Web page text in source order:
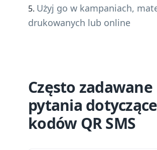
Użyj go w kampaniach,
drukowanych lub online
Często zadawane
pytania dotyczące
kodów QR SMS